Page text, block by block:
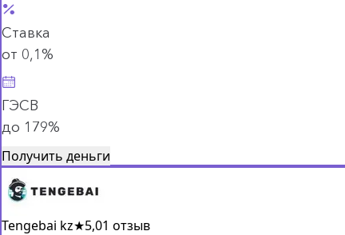
Ставка
от 0,1%
ГЭСВ
до 179%
Получить деньги
Tengebai kz★5,01 отзыв